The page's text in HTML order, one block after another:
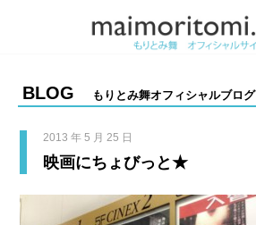
BLOG もりとみ舞オフィシャルブログ
2013 年 5 月 25 日
映画にちょびっと★